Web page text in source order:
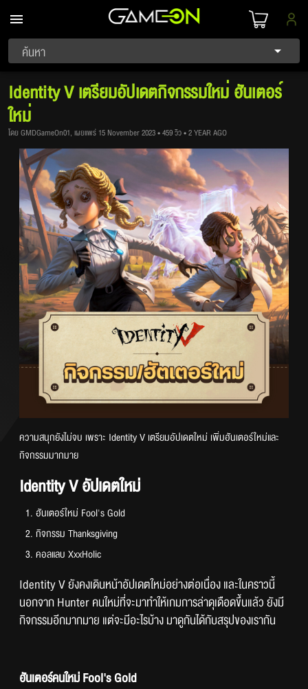
ค้นหา
Identity V เตรียมอัปเดตกิจกรรมใหม่ ฮันเตอร์
ใหม่
โดย GMDGameOn01, เผยแพร่ 15 November 2023 • 459 วิว • 2 YEAR AGO
ความสนุกยังไม่จบ เพราะ Identity V เตรียมอัปเดตใหม่ เพิ่มฮันเตอร์ใหม่และ
กิจกรรมมากมาย
Identity V อัปเดตใหม่
ฮันเตอร์ใหม่ Fool's Gold
กิจกรรม Thanksgiving
คอลแลบ XxxHolic
Identity V ยังคงเดินหน้าอัปเดตใหม่อย่างต่อเนื่อง และในคราวนี้
นอกจาก Hunter คนใหม่ที่จะมาทำให้เกมการล่าดุเดือดขึ้นแล้ว ยังมี
กิจกรรมอีกมากมาย แต่จะมีอะไรบ้าง มาดูกันได้กับสรุปของเรากัน
ฮันเตอร์คนใหม่ Fool's Gold